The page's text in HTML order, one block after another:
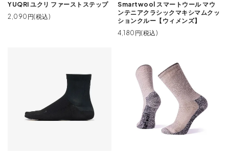
YUQRI ユクリ ファーストステップ
2,090円(税込)
Smartwool スマートウール マウ
ンテニアクラシックマキシマムクッ
ションクルー【ウィメンズ】
4,180円(税込)